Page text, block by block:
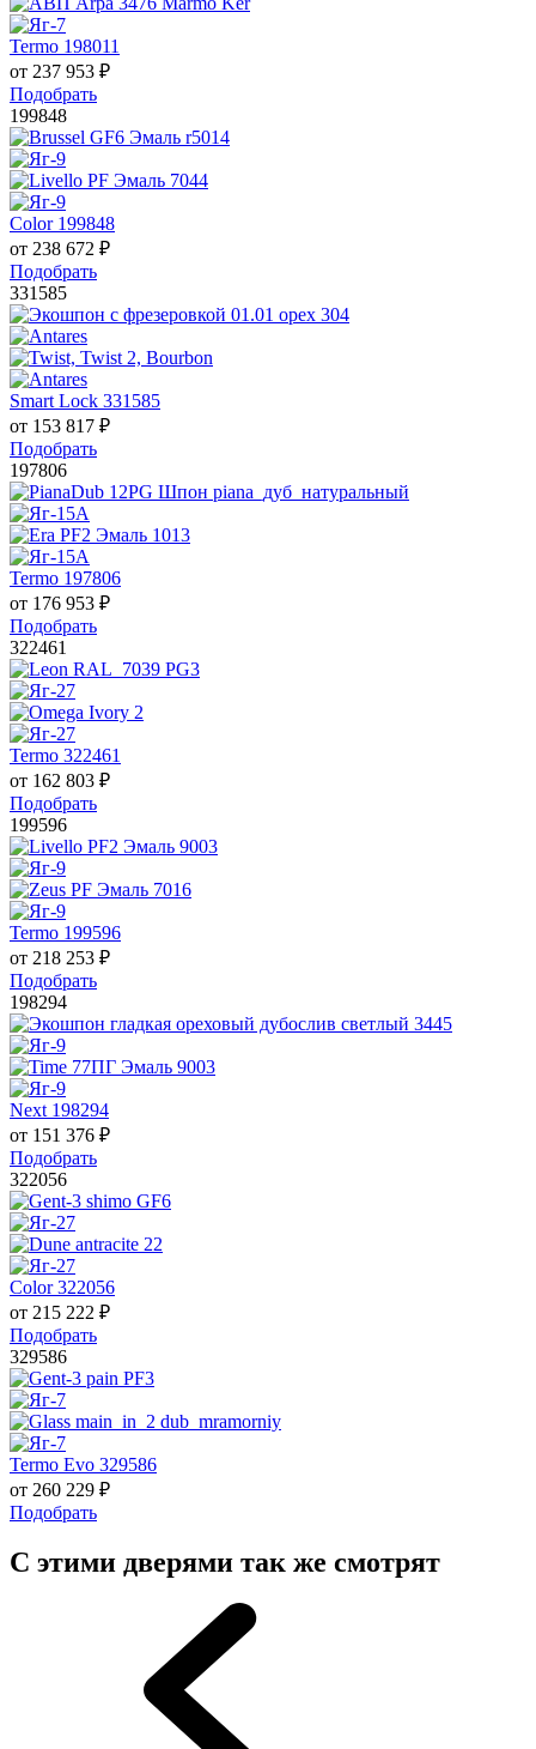
Termo 198011
от 237 953 ₽
Подобрать
199848
Color 199848
от 238 672 ₽
Подобрать
331585
Smart Lock 331585
от 153 817 ₽
Подобрать
197806
Termo 197806
от 176 953 ₽
Подобрать
322461
Termo 322461
от 162 803 ₽
Подобрать
199596
Termo 199596
от 218 253 ₽
Подобрать
198294
Next 198294
от 151 376 ₽
Подобрать
322056
Color 322056
от 215 222 ₽
Подобрать
329586
Termo Evo 329586
от 260 229 ₽
Подобрать
С этими дверями так же смотрят